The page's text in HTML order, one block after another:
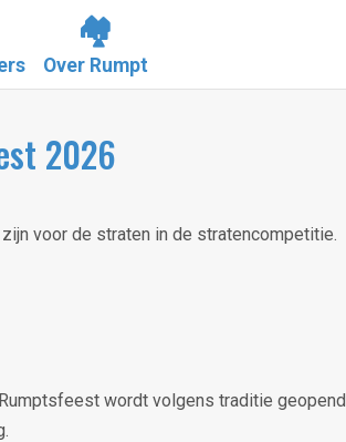
🏘️
Over Rumpt
2026
voor de straten in de stratencompetitie.
wordt volgens traditie geopend